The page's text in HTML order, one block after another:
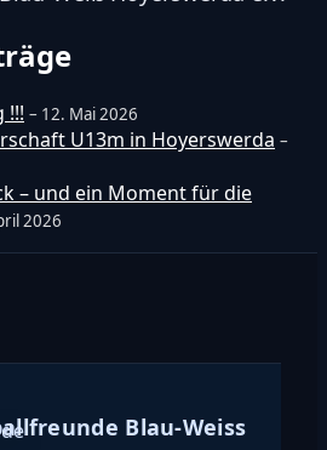
!!! – 12. Mai 2026
U13m in Hoyerswerda –
– und ein Moment für die
2026
Blau-Weiss